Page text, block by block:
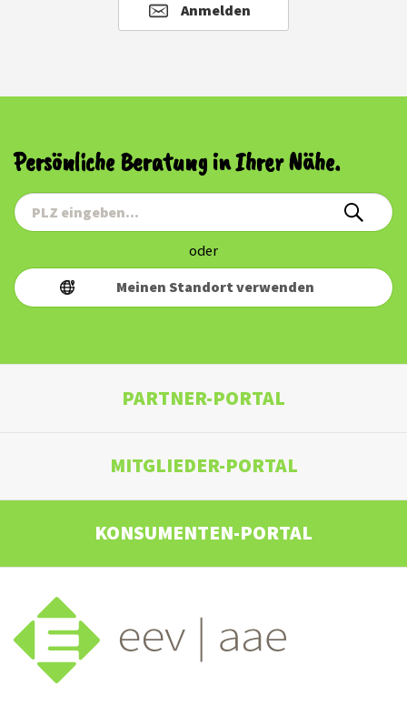
Anmelden
Persönliche Beratung in Ihrer Nähe.
oder
Meinen Standort verwenden
PARTNER-PORTAL
MITGLIEDER-PORTAL
KONSUMENTEN-PORTAL